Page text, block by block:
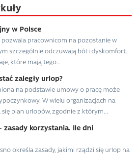
w Polsce
pracownicom na pozostanie w
szczególnie odczuwają ból i dyskomfort.
które mają tego...
zaległy urlop?
na podstawie umowy o pracę może
W wielu organizacjach na
plan urlopów, zgodnie z którym...
zasady korzystania. Ile dni
określa zasady, jakimi rządzi się urlop na